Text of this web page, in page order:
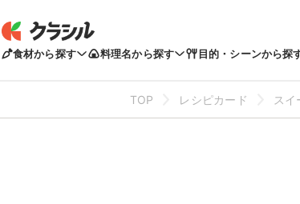
食材から探す 料理名から探す 目的・シーンから探
TOP レシピカード スイ